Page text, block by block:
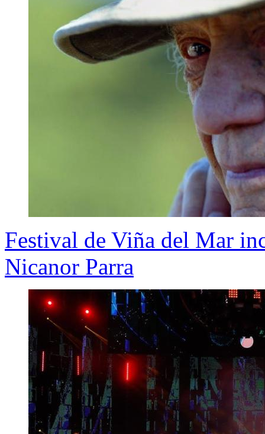
Festival de Viña del Mar
Nicanor Parra